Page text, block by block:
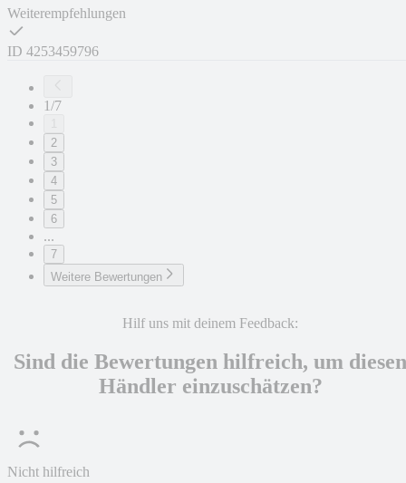
Weiterempfehlungen
ID 4253459796
1/7
2
3
4
5
6
...
7
Weitere Bewertungen
Hilf uns mit deinem Feedback:
Sind die Bewertungen hilfreich, um diesen
Händler einzuschätzen?
Nicht hilfreich